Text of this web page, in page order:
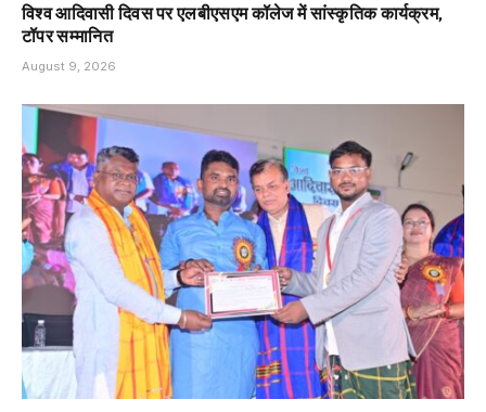
विश्व आदिवासी दिवस पर एलबीएसएम कॉलेज में सांस्कृतिक कार्यक्रम,
टॉपर सम्मानित
August 9, 2026